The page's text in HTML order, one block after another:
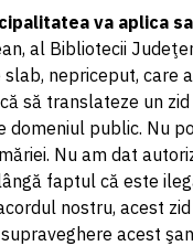
va aplica
al Bibliotecii
nepriceput, care
să translateze un
domeniul public. Nu
Nu am dat
faptul că este
nostru, acest
acest